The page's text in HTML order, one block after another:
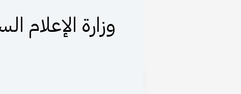
وزارة الإعلام